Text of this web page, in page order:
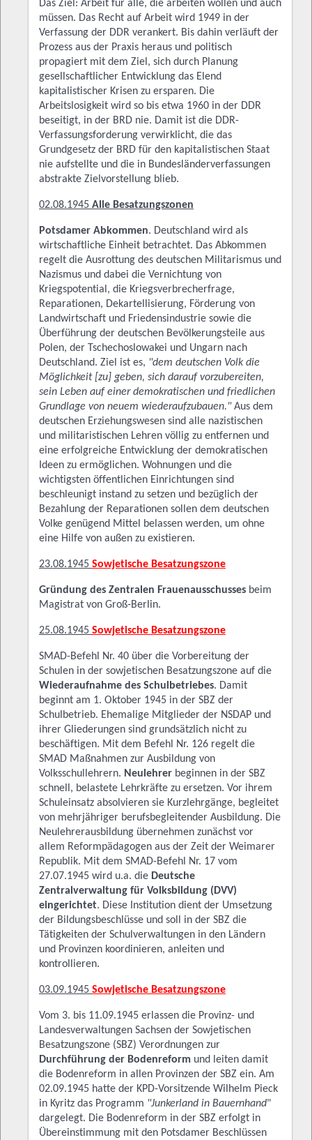
Das Ziel: Arbeit für alle, die arbeiten wollen und auch
müssen. Das Recht auf Arbeit wird 1949 in der
Verfassung der DDR verankert. Bis dahin verläuft der
Prozess aus der Praxis heraus und politisch
propagiert mit dem Ziel, sich durch Planung
gesellschaftlicher Entwicklung das Elend
kapitalistischer Krisen zu ersparen. Die
Arbeitslosigkeit wird so bis etwa 1960 in der DDR
beseitigt, in der BRD nie. Damit ist die DDR-
Verfassungsforderung verwirklicht, die das
Grundgesetz der BRD für den kapitalistischen Staat
nie aufstellte und die in Bundesländerverfassungen
abstrakte Zielvorstellung blieb.
02.08.1945 Alle Besatzungszonen
Potsdamer Abkommen. Deutschland wird als
wirtschaftliche Einheit betrachtet. Das Abkommen
regelt die Ausrottung des deutschen Militarismus und
Nazismus und dabei die Vernichtung von
Kriegspotential, die Kriegsverbrecherfrage,
Reparationen, Dekartellisierung, Förderung von
Landwirtschaft und Friedensindustrie sowie die
Überführung der deutschen Bevölkerungsteile aus
Polen, der Tschechoslowakei und Ungarn nach
Deutschland. Ziel ist es, "dem deutschen Volk die
Möglichkeit [zu] geben, sich darauf vorzubereiten,
sein Leben auf einer demokratischen und friedlichen
Grundlage von neuem wiederaufzubauen." Aus dem
deutschen Erziehungswesen sind alle nazistischen
und militaristischen Lehren völlig zu entfernen und
eine erfolgreiche Entwicklung der demokratischen
Ideen zu ermöglichen. Wohnungen und die
wichtigsten öffentlichen Einrichtungen sind
beschleunigt instand zu setzen und bezüglich der
Bezahlung der Reparationen sollen dem deutschen
Volke genügend Mittel belassen werden, um ohne
eine Hilfe von außen zu existieren.
23.08.1945 Sowjetische Besatzungszone
Gründung des Zentralen Frauenausschusses beim
Magistrat von Groß-Berlin.
25.08.1945 Sowjetische Besatzungszone
SMAD-Befehl Nr. 40 über die Vorbereitung der
Schulen in der sowjetischen Besatzungszone auf die
Wiederaufnahme des Schulbetriebes. Damit
beginnt am 1. Oktober 1945 in der SBZ der
Schulbetrieb. Ehemalige Mitglieder der NSDAP und
ihrer Gliederungen sind grundsätzlich nicht zu
beschäftigen. Mit dem Befehl Nr. 126 regelt die
SMAD Maßnahmen zur Ausbildung von
Volksschullehrern. Neulehrer beginnen in der SBZ
schnell, belastete Lehrkräfte zu ersetzen. Vor ihrem
Schuleinsatz absolvieren sie Kurzlehrgänge, begleitet
von mehrjähriger berufsbegleitender Ausbildung. Die
Neulehrerausbildung übernehmen zunächst vor
allem Reformpädagogen aus der Zeit der Weimarer
Republik. Mit dem SMAD-Befehl Nr. 17 vom
27.07.1945 wird u.a. die Deutsche
Zentralverwaltung für Volksbildung (DVV)
eingerichtet. Diese Institution dient der Umsetzung
der Bildungsbeschlüsse und soll in der SBZ die
Tätigkeiten der Schulverwaltungen in den Ländern
und Provinzen koordinieren, anleiten und
kontrollieren.
03.09.1945 Sowjetische Besatzungszone
Vom 3. bis 11.09.1945 erlassen die Provinz- und
Landesverwaltungen Sachsen der Sowjetischen
Besatzungszone (SBZ) Verordnungen zur
Durchführung der Bodenreform und leiten damit
die Bodenreform in allen Provinzen der SBZ ein. Am
02.09.1945 hatte der KPD-Vorsitzende Wilhelm Pieck
in Kyritz das Programm "Junkerland in Bauernhand"
dargelegt. Die Bodenreform in der SBZ erfolgt in
Übereinstimmung mit den Potsdamer Beschlüssen